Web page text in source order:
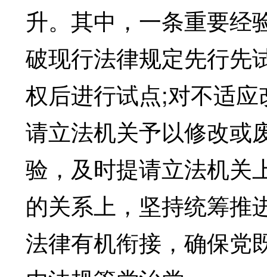
升。其中，一条重要经
破现行法律规定先行先
权后进行试点;对不适
请立法机关予以修改或
验，及时提请立法机关
的关系上，坚持统筹推
法律有机衔接，确保党